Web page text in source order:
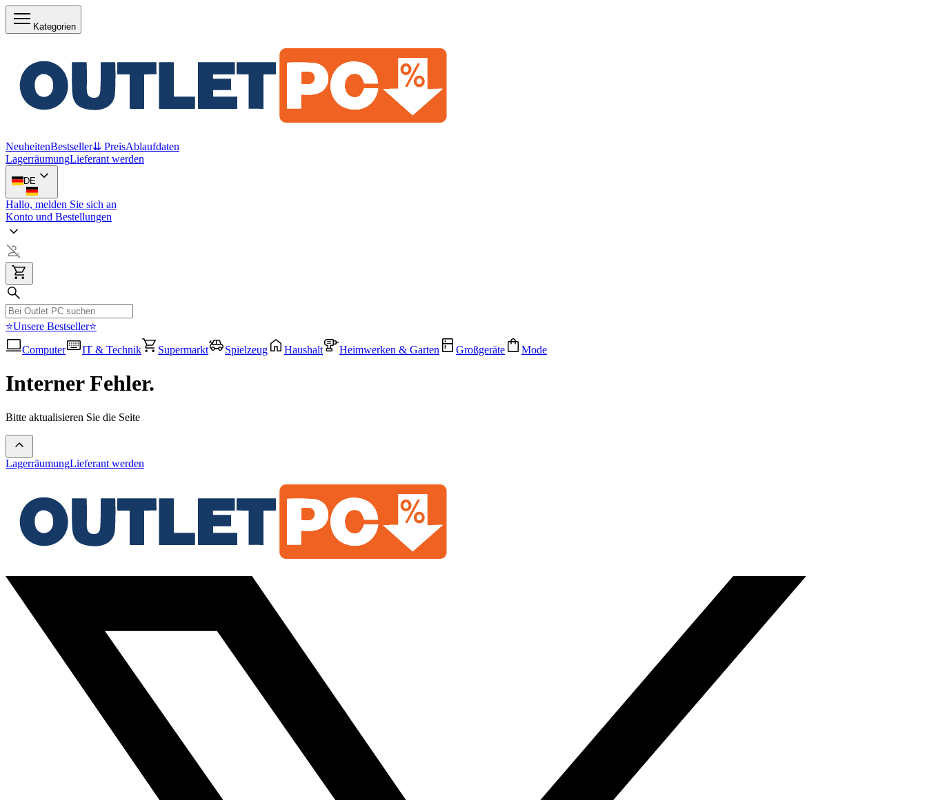
Kategorien
NeuheitenBestseller⇊ PreisAblaufdaten
LagerräumungLieferant werden
DE
Hallo, melden Sie sich an
Konto und Bestellungen
⭐Unsere Bestseller⭐
Computer
IT & Technik Supermarkt Spielzeug Haushalt Heimwerken & Garten Großgeräte Mode
Interner Fehler.
Bitte aktualisieren Sie die Seite
LagerräumungLieferant werden